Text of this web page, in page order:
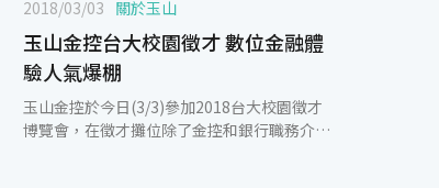
2018/03/03 關於玉山
玉山金控台大校園徵才 數位金融體
驗人氣爆棚
玉山金控於今日(3/3)參加2018台大校園徵才
博覽會，在徵才攤位除了金控和銀行職務介紹